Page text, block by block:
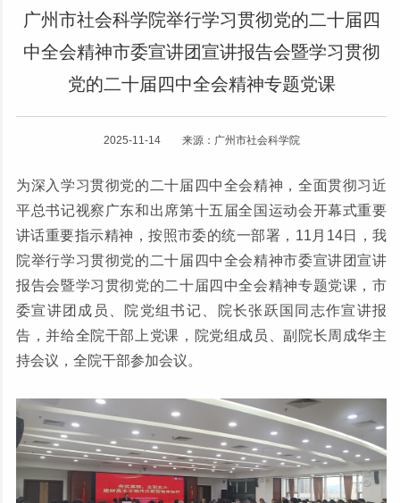
广州市社会科学院举行学习贯彻党的二十届四
中全会精神市委宣讲团宣讲报告会暨学习贯彻
党的二十届四中全会精神专题党课
2025-11-14 来源：广州市社会科学院
为深入学习贯彻党的二十届四中全会精神，全面贯彻习近
平总书记视察广东和出席第十五届全国运动会开幕式重要
讲话重要指示精神，按照市委的统一部署，11月14日，我
院举行学习贯彻党的二十届四中全会精神市委宣讲团宣讲
报告会暨学习贯彻党的二十届四中全会精神专题党课，市
委宣讲团成员、院党组书记、院长张跃国同志作宣讲报
告，并给全院干部上党课，院党组成员、副院长周成华主
持会议，全院干部参加会议。